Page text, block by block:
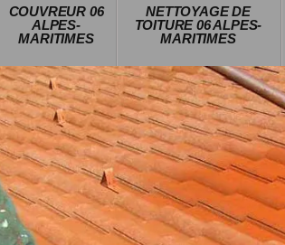
COUVREUR 06
ALPES-
MARITIMES
NETTOYAGE DE
TOITURE 06 ALPES-
MARITIMES